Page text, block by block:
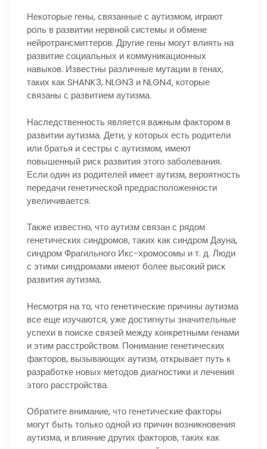
Некоторые гены, связанные с аутизмом, играют
роль в развитии нервной системы и обмене
нейротрансмиттеров. Другие гены могут влиять на
развитие социальных и коммуникационных
навыков. Известны различные мутации в генах,
таких как SHANK3, NLGN3 и NLGN4, которые
связаны с развитием аутизма.
Наследственность является важным фактором в
развитии аутизма. Дети, у которых есть родители
или братья и сестры с аутизмом, имеют
повышенный риск развития этого заболевания.
Если один из родителей имеет аутизм, вероятность
передачи генетической предрасположенности
увеличивается.
Также известно, что аутизм связан с рядом
генетических синдромов, таких как синдром Дауна,
синдром Фрагильного Икс-хромосомы и т. д. Люди
с этими синдромами имеют более высокий риск
развития аутизма.
Несмотря на то, что генетические причины аутизма
все еще изучаются, уже достигнуты значительные
успехи в поиске связей между конкретными генами
и этим расстройством. Понимание генетических
факторов, вызывающих аутизм, открывает путь к
разработке новых методов диагностики и лечения
этого расстройства.
Обратите внимание, что генетические факторы
могут быть только одной из причин возникновения
аутизма, и влияние других факторов, таких как